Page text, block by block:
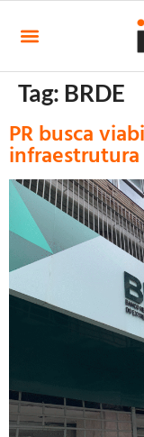
Tag: BRDE
PR busca